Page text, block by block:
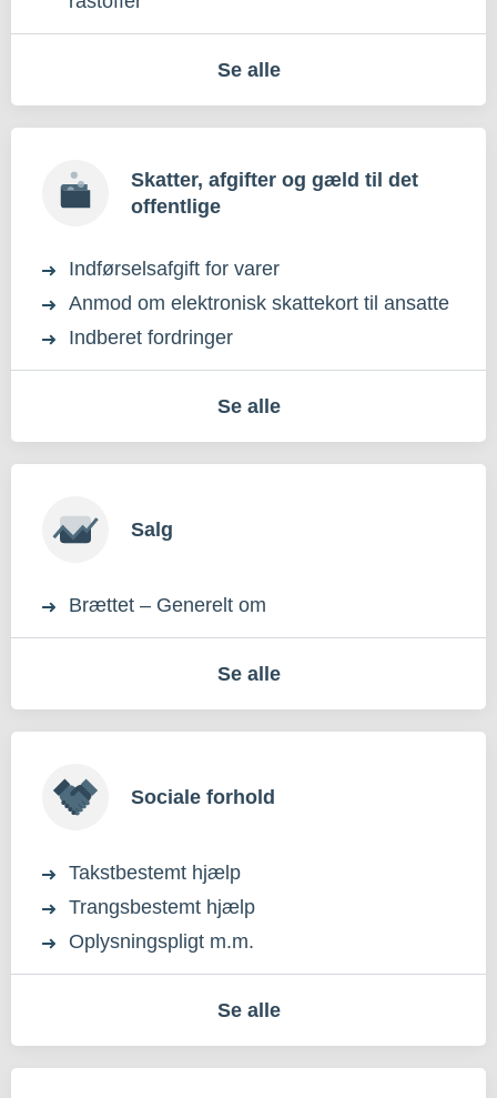
Se alle
Skatter, afgifter og gæld til det
offentlige
Indførselsafgift for varer
Anmod om elektronisk skattekort til ansatte
Indberet fordringer
Se alle
Salg
Brættet – Generelt om
Se alle
Sociale forhold
Takstbestemt hjælp
Trangsbestemt hjælp
Oplysningspligt m.m.
Se alle